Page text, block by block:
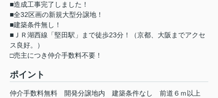
■造成工事完了しました！
■全32区画の新規大型分譲地！
■建築条件無し！
■ＪＲ湖西線「堅田駅」まで徒歩23分！（京都、大阪までアクセ
ス良好。）
□売主につき仲介手数料不要！
ポイント
仲介手数料無料 開発分譲地内 建築条件なし
前道６ｍ以上